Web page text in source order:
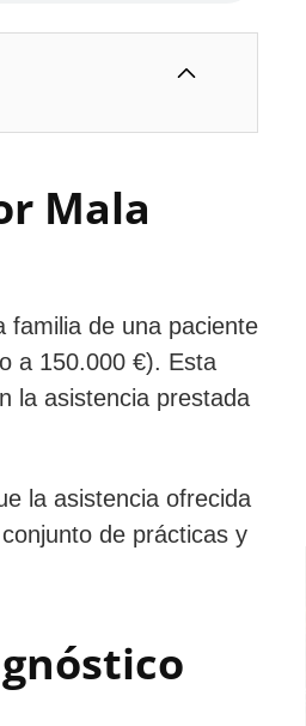
Mala
familia de una paciente
a 150.000 €). Esta
la asistencia prestada
la asistencia ofrecida
de prácticas y